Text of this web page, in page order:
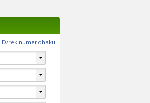
ID/rek.numerohaku